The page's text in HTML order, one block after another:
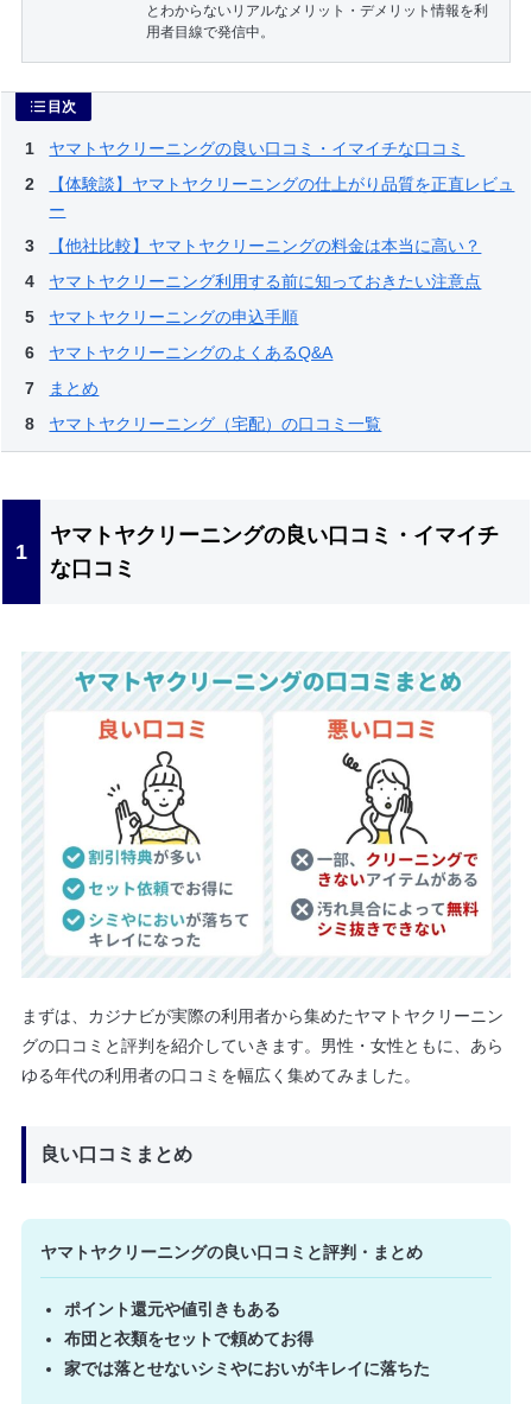
とわからないリアルなメリット・デメリット情報を利
用者目線で発信中。
目次
ヤマトヤクリーニングの良い口コミ・イマイチな口コミ
【体験談】ヤマトヤクリーニングの仕上がり品質を正直レビュ
ー
【他社比較】ヤマトヤクリーニングの料金は本当に高い？
ヤマトヤクリーニング利用する前に知っておきたい注意点
ヤマトヤクリーニングの申込手順
ヤマトヤクリーニングのよくあるQ&A
まとめ
ヤマトヤクリーニング（宅配）の口コミ一覧
ヤマトヤクリーニングの良い口コミ・イマイチ
な口コミ
まずは、カジナビが実際の利用者から集めたヤマトヤクリーニン
グの口コミと評判を紹介していきます。男性・女性ともに、あら
ゆる年代の利用者の口コミを幅広く集めてみました。
良い口コミまとめ
ヤマトヤクリーニングの良い口コミと評判・まとめ
ポイント還元や値引きもある
布団と衣類をセットで頼めてお得
家では落とせないシミやにおいがキレイに落ちた